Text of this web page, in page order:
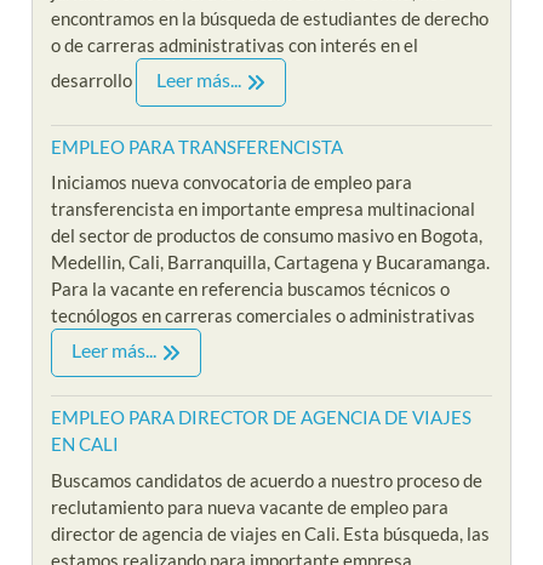
encontramos en la búsqueda de estudiantes de derecho
o de carreras administrativas con interés en el
desarrollo
Leer más...
EMPLEO PARA TRANSFERENCISTA
Iniciamos nueva convocatoria de empleo para
transferencista en importante empresa multinacional
del sector de productos de consumo masivo en Bogota,
Medellin, Cali, Barranquilla, Cartagena y Bucaramanga.
Para la vacante en referencia buscamos técnicos o
tecnólogos en carreras comerciales o administrativas
Leer más...
EMPLEO PARA DIRECTOR DE AGENCIA DE VIAJES
EN CALI
Buscamos candidatos de acuerdo a nuestro proceso de
reclutamiento para nueva vacante de empleo para
director de agencia de viajes en Cali. Esta búsqueda, las
estamos realizando para importante empresa